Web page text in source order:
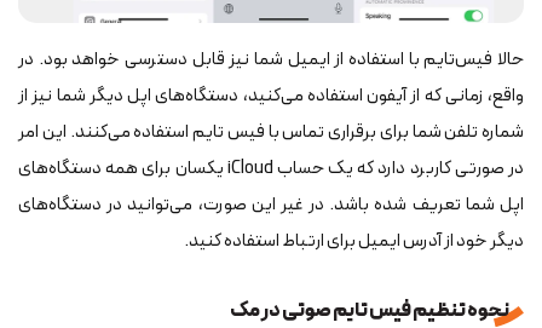
حالا فیس‌تایم با استفاده از ایمیل شما نیز قابل دسترسی خواهد بود. در
واقع، زمانی که از آیفون استفاده می‌کنید، دستگاه‌های اپل دیگر شما نیز از
شماره تلفن شما برای برقراری تماس با فیس تایم استفاده می‌کنند. این امر
در صورتی کاربرد دارد که یک حساب iCloud یکسان برای همه دستگاه‌های
اپل شما تعریف شده باشد. در غیر این صورت، می‌توانید در دستگاه‌های
دیگر خود از آدرس ایمیل برای ارتباط استفاده کنید.
نحوه تنظیم فیس تایم صوتی در مک